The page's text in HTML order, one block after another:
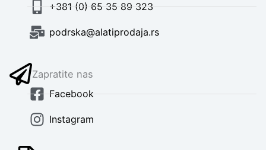
+381 (0) 65 35 89 323
podrska@alatiprodaja.rs
Zapratite nas
Facebook
Instagram